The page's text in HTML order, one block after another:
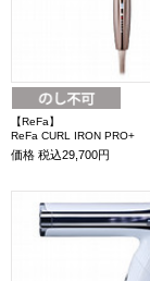
【ReFa】
ReFa CURL IRON PRO+
価格 税込29,700円